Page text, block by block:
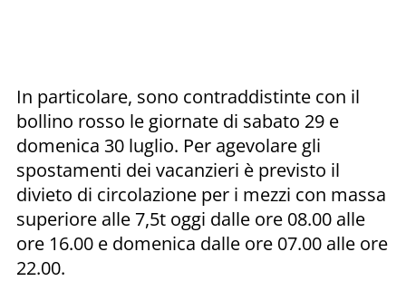
In particolare, sono contraddistinte con il
bollino rosso le giornate di sabato 29 e
domenica 30 luglio. Per agevolare gli
spostamenti dei vacanzieri è previsto il
divieto di circolazione per i mezzi con massa
superiore alle 7,5t oggi dalle ore 08.00 alle
ore 16.00 e domenica dalle ore 07.00 alle ore
22.00.